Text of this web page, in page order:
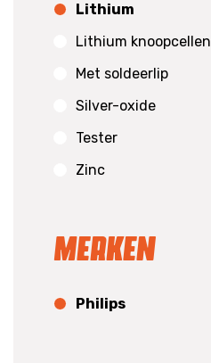
Lithium
Lithium knoopcellen
Met soldeerlip
Silver-oxide
Tester
Zinc
Merken
Philips